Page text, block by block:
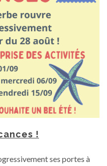
!
ses portes à